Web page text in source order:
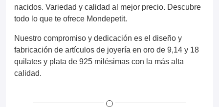
nacidos. Variedad y calidad al mejor precio. Descubre
todo lo que te ofrece Mondepetit.
Nuestro compromiso y dedicación es el diseño y
fabricación de artículos de joyería en oro de 9,14 y 18
quilates y plata de 925 milésimas con la más alta
calidad.